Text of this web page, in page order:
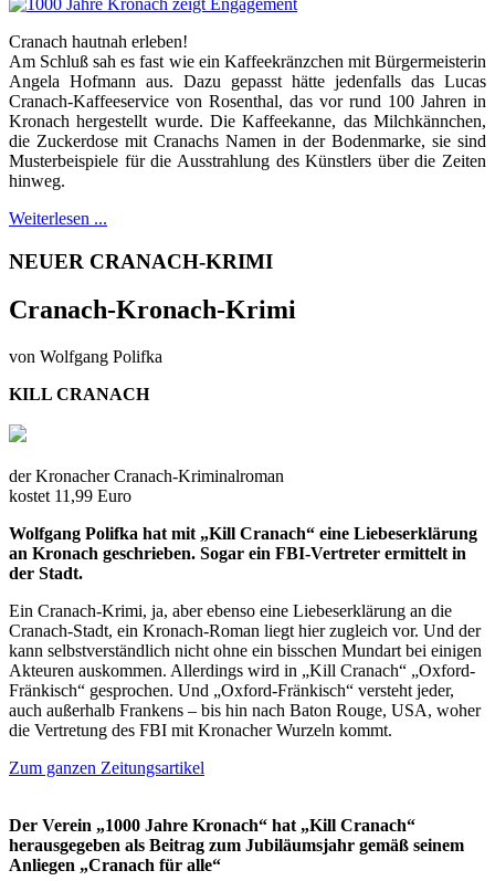
Cranach hautnah erleben!
Am Schluß sah es fast wie ein Kaffeekränzchen mit Bürgermeisterin
Angela Hofmann aus. Dazu gepasst hätte jedenfalls das Lucas
Cranach-Kaffeeservice von Rosenthal, das vor rund 100 Jahren in
Kronach hergestellt wurde. Die Kaffeekanne, das Milchkännchen,
die Zuckerdose mit Cranachs Namen in der Bodenmarke, sie sind
Musterbeispiele für die Ausstrahlung des Künstlers über die Zeiten
hinweg.
Weiterlesen ...
NEUER CRANACH-KRIMI
Cranach-Kronach-Krimi
von Wolfgang Polifka
KILL CRANACH
der Kronacher Cranach-Kriminalroman
kostet 11,99 Euro
Wolfgang Polifka hat mit „Kill Cranach“ eine Liebeserklärung
an Kronach geschrieben. Sogar ein FBI-Vertreter ermittelt in
der Stadt.
Ein Cranach-Krimi, ja, aber ebenso eine Liebeserklärung an die
Cranach-Stadt, ein Kronach-Roman liegt hier zugleich vor. Und der
kann selbstverständlich nicht ohne ein bisschen Mundart bei einigen
Akteuren auskommen. Allerdings wird in „Kill Cranach“ „Oxford-
Fränkisch“ gesprochen. Und „Oxford-Fränkisch“ versteht jeder,
auch außerhalb Frankens – bis hin nach Baton Rouge, USA, woher
die Vertretung des FBI mit Kronacher Wurzeln kommt.
Zum ganzen Zeitungsartikel
Der Verein „1000 Jahre Kronach“ hat „Kill Cranach“
herausgegeben als Beitrag zum Jubiläumsjahr gemäß seinem
Anliegen „Cranach für alle“